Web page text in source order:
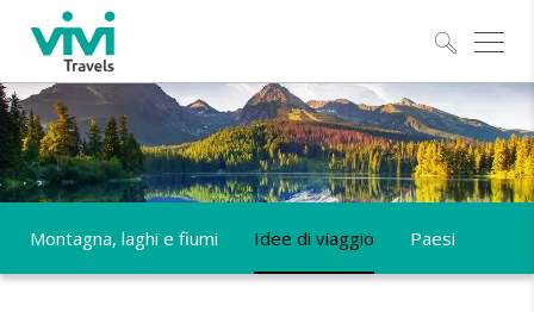
Montagna, laghi e fiumi Idee di viaggio Paesi